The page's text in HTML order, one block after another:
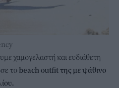
χαμογελαστή και ευδιάθετη
το beach outfit της με ψάθινο